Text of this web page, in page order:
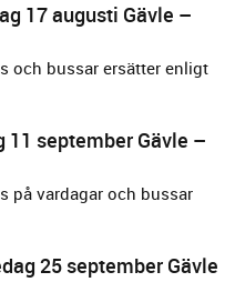
17 augusti Gävle –
och bussar ersätter enligt
11 september Gävle –
på vardagar och bussar
25 september Gävle